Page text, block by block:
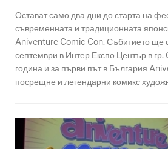
Остават само два дни до старта на
съвременната и традиционната
Aniventure Comic Con. Събитието ще
септември в Интер Експо Център в
година и за първи път в България
посрещне и легендарни комикс